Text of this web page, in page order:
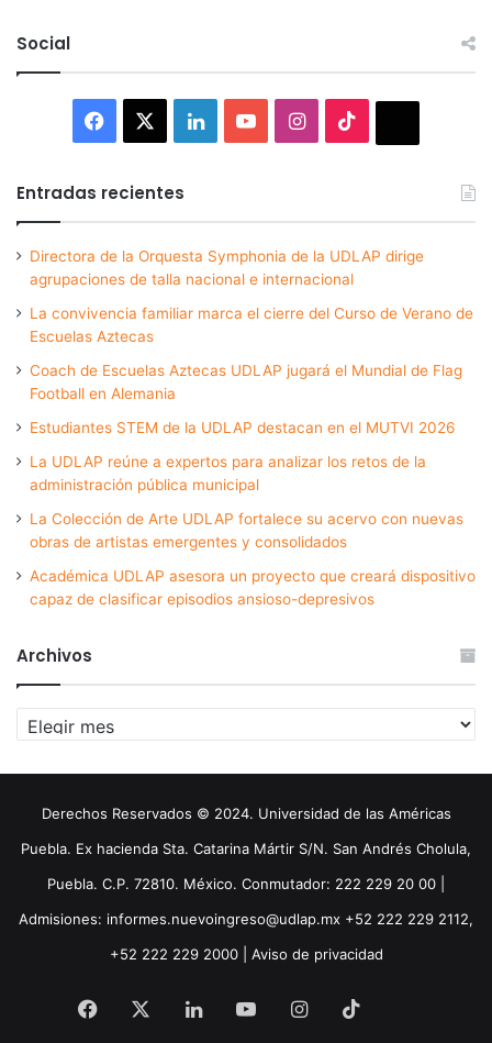
Social
Facebook LinkedInYouTubeInstagram
Entradas recientes
Directora de la Orquesta Symphonia de la UDLAP dirige
agrupaciones de talla nacional e internacional
La convivencia familiar marca el cierre del Curso de Verano de
Escuelas Aztecas
Coach de Escuelas Aztecas UDLAP jugará el Mundial de Flag
Football en Alemania
Estudiantes STEM de la UDLAP destacan en el MUTVI 2026
La UDLAP reúne a expertos para analizar los retos de la
administración pública municipal
La Colección de Arte UDLAP fortalece su acervo con nuevas
obras de artistas emergentes y consolidados
Académica UDLAP asesora un proyecto que creará dispositivo
capaz de clasificar episodios ansioso-depresivos
Archivos
Archivos
Derechos Reservados © 2024. Universidad de las Américas
Puebla. Ex hacienda Sta. Catarina Mártir S/N. San Andrés Cholula,
Puebla. C.P. 72810. México. Conmutador: 222 229 20 00 |
Admisiones: informes.nuevoingreso@udlap.mx +52 222 229 2112,
+52 222 229 2000 | Aviso de privacidad
Facebook LinkedInYouTubeInstagram